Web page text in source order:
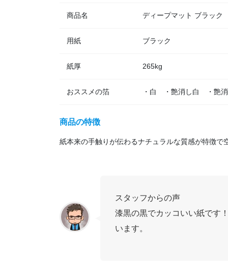
商品名 ディープマット ブラック
用紙 ブラック
紙厚 265kg
おススメの箔 ・白 ・艶消し白 ・艶
商品の特徴
スタッフからの声
漆黒の黒でカッコいい紙です
います。